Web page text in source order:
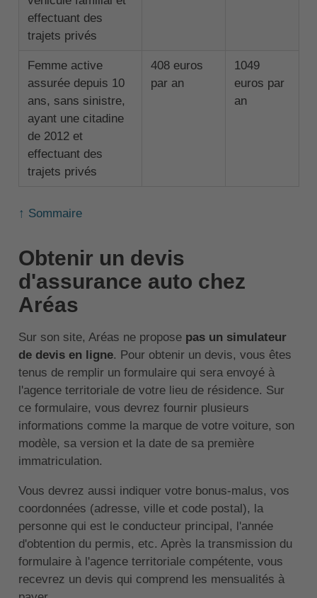
effectuant des
trajets privés
Femme active
assurée depuis 10
ans, sans sinistre,
ayant une citadine
de 2012 et
effectuant des
trajets privés
408 euros
par an
1049
euros par
an
↑ Sommaire
Obtenir un devis
d'assurance auto chez
Aréas
Sur son site, Aréas ne propose pas un simulateur
de devis en ligne. Pour obtenir un devis, vous êtes
tenus de remplir un formulaire qui sera envoyé à
l'agence territoriale de votre lieu de résidence. Sur
ce formulaire, vous devrez fournir plusieurs
informations comme la marque de votre voiture, son
modèle, sa version et la date de sa première
immatriculation.
Vous devrez aussi indiquer votre bonus-malus, vos
coordonnées (adresse, ville et code postal), la
personne qui est le conducteur principal, l'année
d'obtention du permis, etc. Après la transmission du
formulaire à l'agence territoriale compétente, vous
recevrez un devis qui comprend les mensualités à